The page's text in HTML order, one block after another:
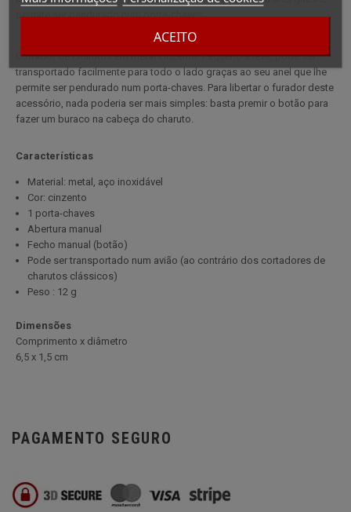
ACEITO
permite ser pendurado num porta-chaves.
Cortador de charutos em metal cinzento. Pequeno e leve, pode ser
transportado facilmente para todo o lado graças ao seu anel que lhe
permite ser pendurado num porta-chaves. Para libertar o furador deste
acessório, nada poderia ser mais simples: basta premir o botão para
fazer um buraco na cabeça do charuto.
Características
Material: metal, aço inoxidável
Cor: cinzento
1 porta-chaves
Abertura manual
Fecho manual (botão)
Pode ser transportado num avião (ao contrário dos cortadores de
charutos clássicos)
Peso : 12 g
Dimensões
Comprimento x diâmetro
6,5 x 1,5 cm
PAGAMENTO SEGURO